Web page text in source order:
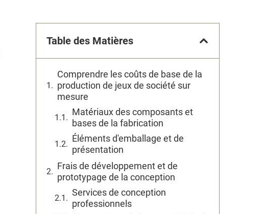
Table des Matières
Comprendre les coûts de base de la
production de jeux de société sur
mesure
Matériaux des composants et
bases de la fabrication
Éléments d'emballage et de
présentation
Frais de développement et de
prototypage de la conception
Services de conception
professionnels